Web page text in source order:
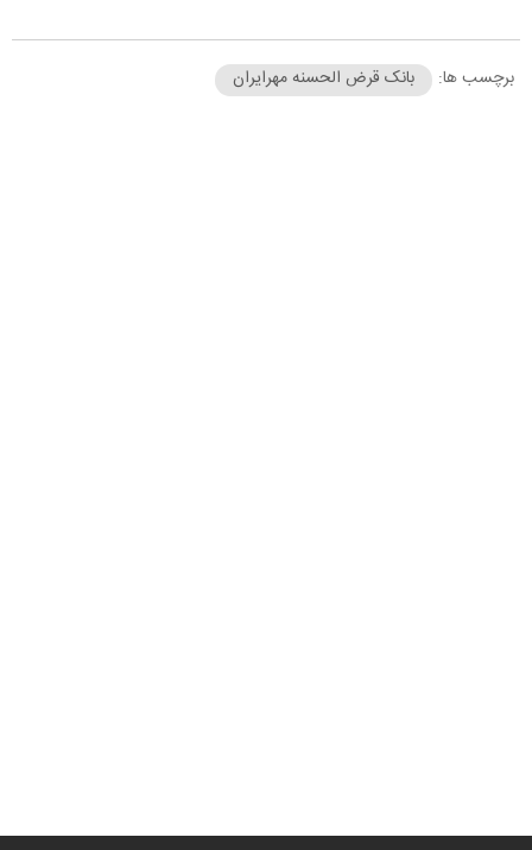
برچسب ها: بانک قرض الحسنه مهرایران